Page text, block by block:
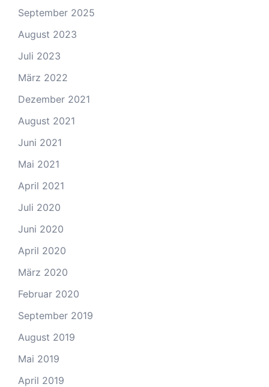
September 2025
August 2023
Juli 2023
März 2022
Dezember 2021
August 2021
Juni 2021
Mai 2021
April 2021
Juli 2020
Juni 2020
April 2020
März 2020
Februar 2020
September 2019
August 2019
Mai 2019
April 2019